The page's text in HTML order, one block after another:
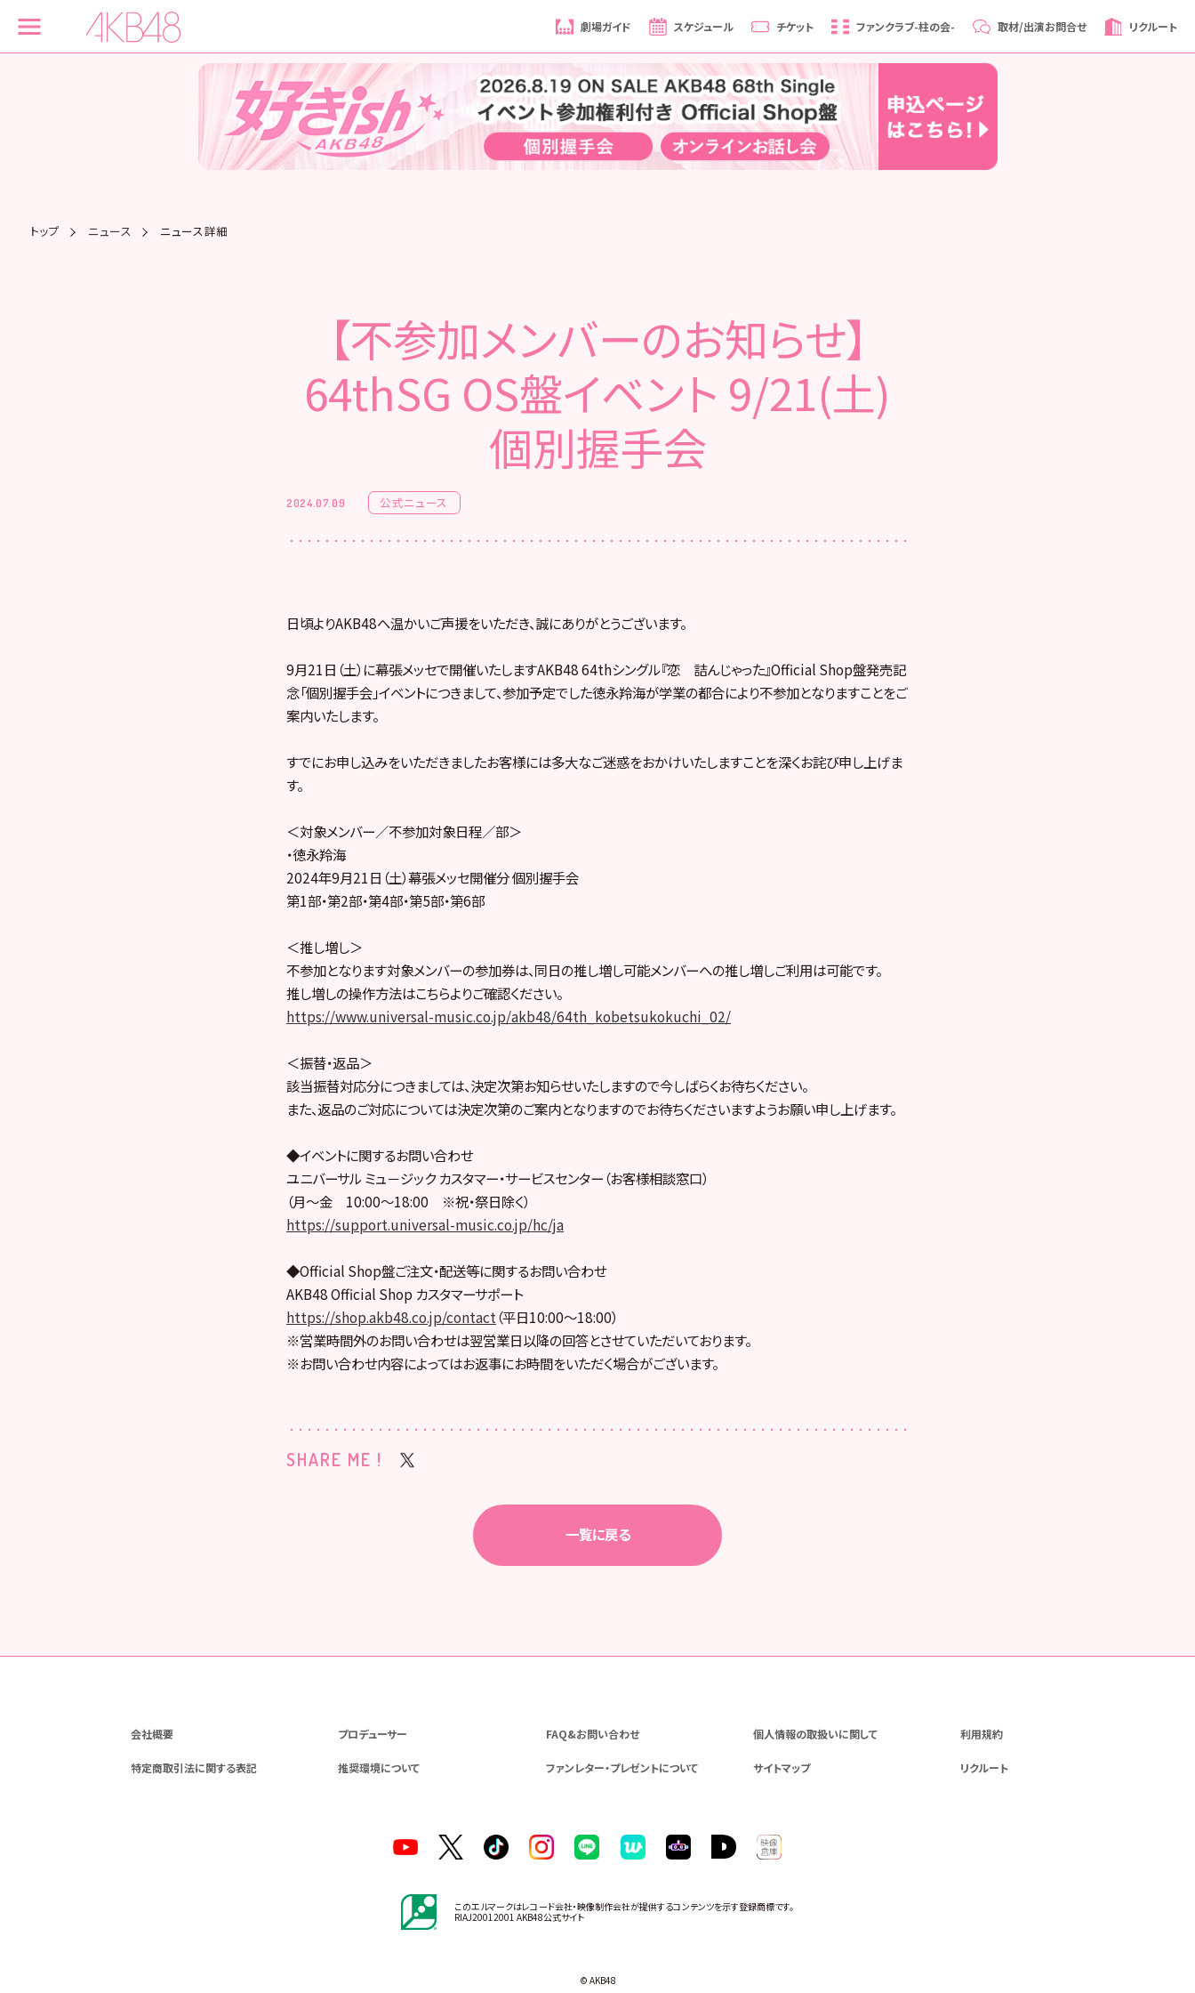
劇場ガイド スケジュール チケット ファンクラブ-柱の会- 取材/出演お問合せ リクルート
トップ ニュース ニュース詳細
【不参加メンバーのお知らせ】
64thSG OS盤イベント 9/21(土)
個別握手会
2024.07.09 公式ニュース
日頃よりAKB48へ温かいご声援をいただき、誠にありがとうございます。
9月21日（土）に幕張メッセで開催いたしますAKB48 64thシングル『恋 詰んじゃった』Official Shop盤発売記
念「個別握手会」イベントにつきまして、参加予定でした徳永羚海が学業の都合により不参加となりますことをご
案内いたします。
すでにお申し込みをいただきましたお客様には多大なご迷惑をおかけいたしますことを深くお詫び申し上げま
す。
＜対象メンバー／不参加対象日程／部＞
・徳永羚海
2024年9月21日（土）幕張メッセ開催分 個別握手会
第1部・第2部・第4部・第5部・第6部
＜推し増し＞
不参加となります対象メンバーの参加券は、同日の推し増し可能メンバーへの推し増しご利用は可能です。
推し増しの操作方法はこちらよりご確認ください。
https://www.universal-music.co.jp/akb48/64th_kobetsukokuchi_02/
＜振替・返品＞
該当振替対応分につきましては、決定次第お知らせいたしますので今しばらくお待ちください。
また、返品のご対応については決定次第のご案内となりますのでお待ちくださいますようお願い申し上げます。
◆イベントに関するお問い合わせ
ユニバーサル ミュ－ジック カスタマー・サービスセンター（お客様相談窓口）
（月～金 10:00～18:00 ※祝・祭日除く）
https://support.universal-music.co.jp/hc/ja
◆Official Shop盤ご注文・配送等に関するお問い合わせ
AKB48 Official Shop カスタマーサポート
https://shop.akb48.co.jp/contact （平日10:00～18:00）
※営業時間外のお問い合わせは翌営業日以降の回答とさせていただいております。
※お問い合わせ内容によってはお返事にお時間をいただく場合がございます。
SHARE ME !
一覧に戻る
会社概要 プロデューサー FAQ&お問い合わせ 個人情報の取扱いに関して 利用規約
特定商取引法に関する表記 推奨環境について ファンレター・プレゼントについて サイトマップ リクルート
このエルマークはレコード会社・映像制作会社が提供するコンテンツを示す登録商標です。
RIAJ20012001 AKB48公式サイト
© AKB48